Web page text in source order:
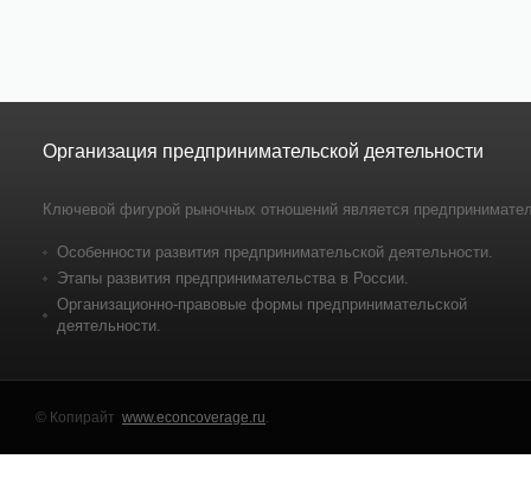
Организация предпринимательской деятельности
Ключевой фигурой рыночных отношений является
Особенности развития предпринимательской деятельности.
Этапы развития предпринимательства в России.
Организационно-правовые формы предпринимательской
деятельности.
© Копирайт www.econcoverage.ru.